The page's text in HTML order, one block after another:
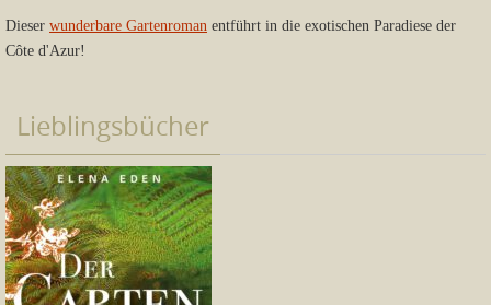
Dieser wunderbare Gartenroman entführt in die exotischen Paradiese der
Côte d'Azur!
Lieblingsbücher